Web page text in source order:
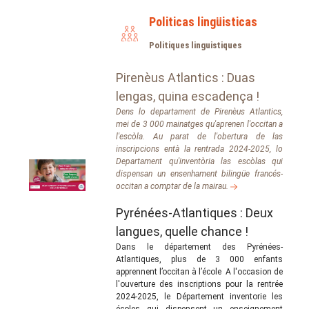
Politicas lingüisticas
Politiques linguistiques
Pirenèus Atlantics : Duas
lengas, quina escadença !
Dens lo departament de Pirenèus Atlantics,
mei de 3 000 mainatges qu'aprenen l'occitan a
l'escòla. Au parat de l'obertura de las
inscripcions entà la rentrada 2024-2025, lo
Departament qu'inventòria las escòlas qui
dispensan un ensenhament bilingüe francés-
occitan a comptar de la mairau.
Pyrénées-Atlantiques : Deux
langues, quelle chance !
Dans le département des Pyrénées-
Atlantiques, plus de 3 000 enfants
apprennent l’occitan à l’école A l'occasion de
l'ouverture des inscriptions pour la rentrée
2024-2025, le Département inventorie les